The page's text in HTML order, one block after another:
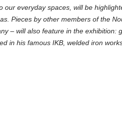
our everyday spaces, will be
Pieces by other members of the
– will also feature in the
in his famous IKB, welded iron